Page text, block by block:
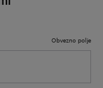
z aplikacijo
My AEG, se
Obvezno polje